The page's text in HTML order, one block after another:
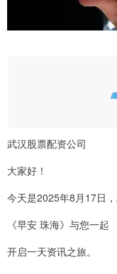
武汉股票配资公司
大家好！
今天是2025年8月17日，
《早安 珠海》与您一起
开启一天资讯之旅。